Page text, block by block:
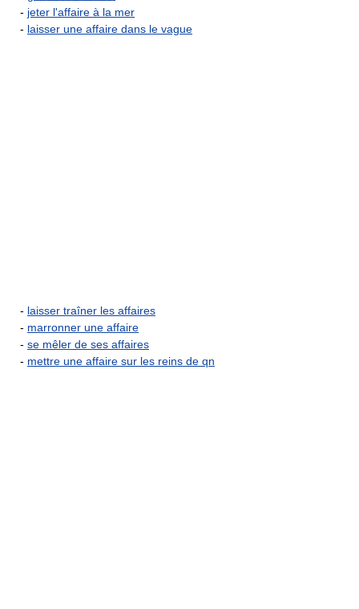
- jeter l'affaire à la mer
- laisser une affaire dans le vague
- laisser traîner les affaires
- marronner une affaire
- se mêler de ses affaires
- mettre une affaire sur les reins de qn